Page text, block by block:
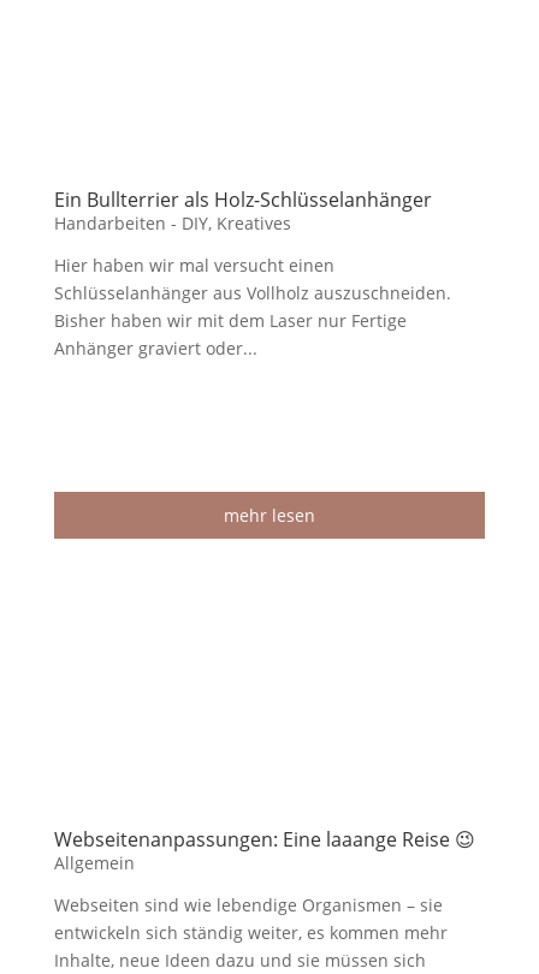
Ein Bullterrier als Holz-Schlüsselanhänger
Handarbeiten - DIY, Kreatives
Hier haben wir mal versucht einen
Schlüsselanhänger aus Vollholz auszuschneiden.
Bisher haben wir mit dem Laser nur Fertige
Anhänger graviert oder...
mehr lesen
Webseitenanpassungen: Eine laaange Reise 😉
Allgemein
Webseiten sind wie lebendige Organismen – sie
entwickeln sich ständig weiter, es kommen mehr
Inhalte, neue Ideen dazu und sie müssen sich